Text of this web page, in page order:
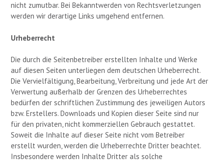
nicht zumutbar. Bei Bekanntwerden von Rechtsverletzungen
werden wir derartige Links umgehend entfernen.
Urheberrecht
Die durch die Seitenbetreiber erstellten Inhalte und Werke
auf diesen Seiten unterliegen dem deutschen Urheberrecht.
Die Vervielfältigung, Bearbeitung, Verbreitung und jede Art der
Verwertung außerhalb der Grenzen des Urheberrechtes
bedürfen der schriftlichen Zustimmung des jeweiligen Autors
bzw. Erstellers. Downloads und Kopien dieser Seite sind nur
für den privaten, nicht kommerziellen Gebrauch gestattet.
Soweit die Inhalte auf dieser Seite nicht vom Betreiber
erstellt wurden, werden die Urheberrechte Dritter beachtet.
Insbesondere werden Inhalte Dritter als solche